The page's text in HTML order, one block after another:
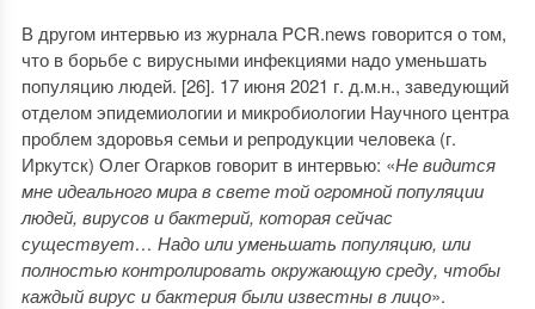
В другом интервью из журнала PCR.news говорится о том,
что в борьбе с вирусными инфекциями надо уменьшать
популяцию людей. [26]. 17 июня 2021 г. д.м.н., заведующий
отделом эпидемиологии и микробиологии Научного центра
проблем здоровья семьи и репродукции человека (г.
Иркутск) Олег Огарков говорит в интервью: «Не видится
мне идеального мира в свете той огромной популяции
людей, вирусов и бактерий, которая сейчас
существует… Надо или уменьшать популяцию, или
полностью контролировать окружающую среду, чтобы
каждый вирус и бактерия были известны в лицо».